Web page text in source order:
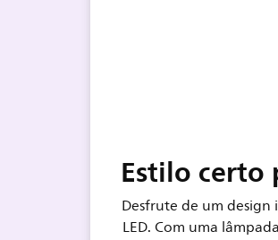
Estilo
Desfrute de um
LED. Com uma